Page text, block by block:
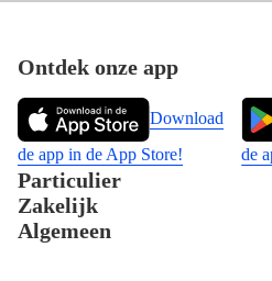
Footer
Ontdek onze app
Download
de app in de App Store!
de
Particulier
Zakelijk
Algemeen